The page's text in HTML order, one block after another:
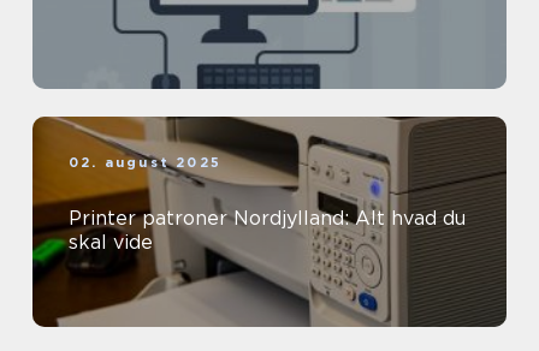
02. august 2025
Printer patroner Nordjylland: Alt hvad du
skal vide